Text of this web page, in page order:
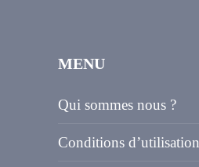
MENU
Qui sommes nous ?
Conditions d’utilisation